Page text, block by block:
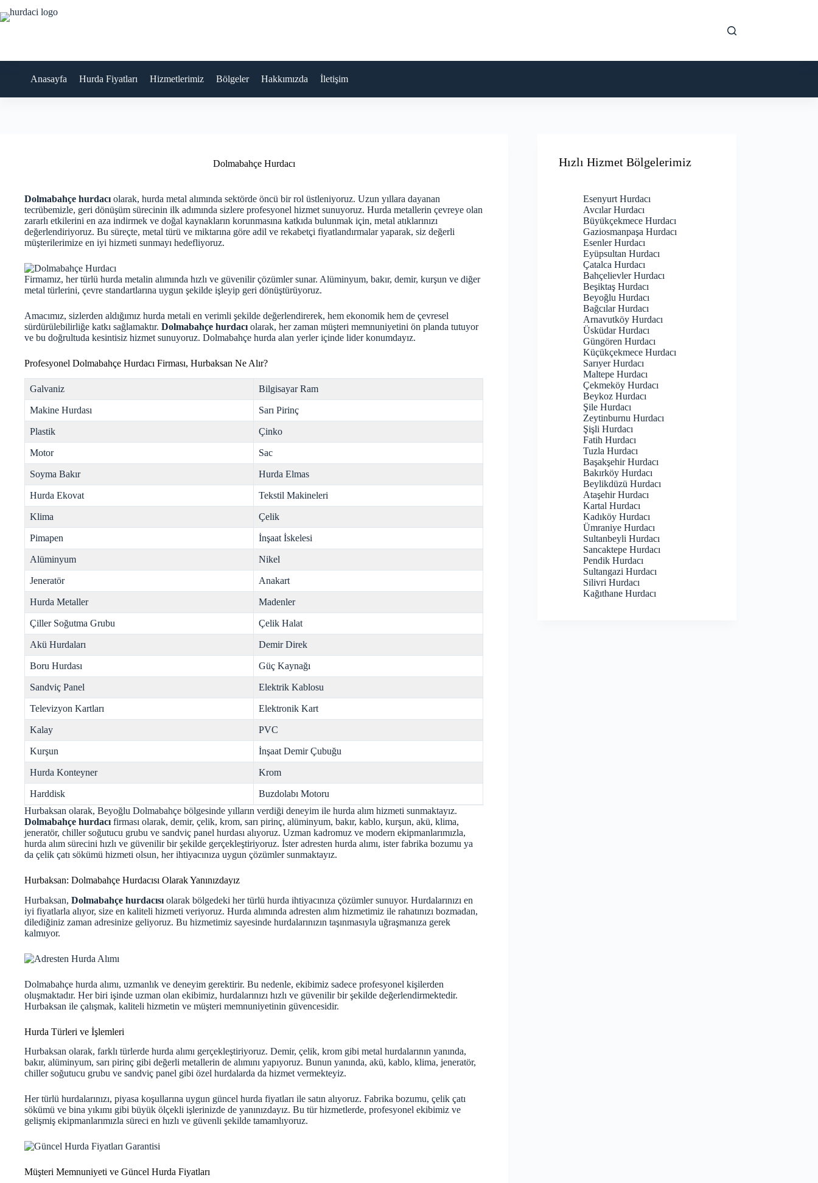
to
Anasayfa Hurda Fiyatları Hizmetlerimiz Bölgeler Hakkımızda İletişim
Dolmabahçe Hurdacı
Dolmabahçe hurdacı olarak, hurda metal alımında sektörde öncü bir rol üstleniyoruz. Uzun yıllara dayanan
tecrübemizle, geri dönüşüm sürecinin ilk adımında sizlere profesyonel hizmet sunuyoruz. Hurda metallerin çevreye olan
zararlı etkilerini en aza indirmek ve doğal kaynakların korunmasına katkıda bulunmak için, metal atıklarınızı
değerlendiriyoruz. Bu süreçte, metal türü ve miktarına göre adil ve rekabetçi fiyatlandırmalar yaparak, siz değerli
müşterilerimize en iyi hizmeti sunmayı hedefliyoruz.
Firmamız, her türlü hurda metalin alımında hızlı ve güvenilir çözümler sunar. Alüminyum, bakır, demir, kurşun ve diğer
metal türlerini, çevre standartlarına uygun şekilde işleyip geri dönüştürüyoruz.
Amacımız, sizlerden aldığımız hurda metali en verimli şekilde değerlendirerek, hem ekonomik hem de çevresel
sürdürülebilirliğe katkı sağlamaktır. Dolmabahçe hurdacı olarak, her zaman müşteri memnuniyetini ön planda tutuyor
ve bu doğrultuda kesintisiz hizmet sunuyoruz. Dolmabahçe hurda alan yerler içinde lider konumdayız.
Profesyonel Dolmabahçe Hurdacı Firması, Hurbaksan Ne Alır?
Galvaniz Bilgisayar Ram
Makine Hurdası Sarı Pirinç
Plastik Çinko
Motor Sac
Soyma Bakır Hurda Elmas
Hurda Ekovat Tekstil Makineleri
Klima Çelik
Pimapen İnşaat İskelesi
Alüminyum Nikel
Jeneratör Anakart
Hurda Metaller Madenler
Çiller Soğutma Grubu Çelik Halat
Akü Hurdaları Demir Direk
Boru Hurdası Güç Kaynağı
Sandviç Panel Elektrik Kablosu
Televizyon Kartları Elektronik Kart
Kalay PVC
Kurşun İnşaat Demir Çubuğu
Hurda Konteyner Krom
Harddisk
Buzdolabı Motoru
Hurbaksan olarak, Beyoğlu Dolmabahçe bölgesinde yılların verdiği deneyim ile hurda alım hizmeti sunmaktayız.
Dolmabahçe hurdacı firması olarak, demir, çelik, krom, sarı pirinç, alüminyum, bakır, kablo, kurşun, akü, klima,
jeneratör, chiller soğutucu grubu ve sandviç panel hurdası alıyoruz. Uzman kadromuz ve modern ekipmanlarımızla,
hurda alım sürecini hızlı ve güvenilir bir şekilde gerçekleştiriyoruz. İster adresten hurda alımı, ister fabrika bozumu ya
da çelik çatı sökümü hizmeti olsun, her ihtiyacınıza uygun çözümler sunmaktayız.
Hurbaksan: Dolmabahçe Hurdacısı Olarak Yanınızdayız
Hurbaksan, Dolmabahçe hurdacısı olarak bölgedeki her türlü hurda ihtiyacınıza çözümler sunuyor. Hurdalarınızı en
iyi fiyatlarla alıyor, size en kaliteli hizmeti veriyoruz. Hurda alımında adresten alım hizmetimiz ile rahatınızı bozmadan,
dilediğiniz zaman adresinize geliyoruz. Bu hizmetimiz sayesinde hurdalarınızın taşınmasıyla uğraşmanıza gerek
kalmıyor.
Dolmabahçe hurda alımı, uzmanlık ve deneyim gerektirir. Bu nedenle, ekibimiz sadece profesyonel kişilerden
oluşmaktadır. Her biri işinde uzman olan ekibimiz, hurdalarınızı hızlı ve güvenilir bir şekilde değerlendirmektedir.
Hurbaksan ile çalışmak, kaliteli hizmetin ve müşteri memnuniyetinin güvencesidir.
Hurda Türleri ve İşlemleri
Hurbaksan olarak, farklı türlerde hurda alımı gerçekleştiriyoruz. Demir, çelik, krom gibi metal hurdalarının yanında,
bakır, alüminyum, sarı pirinç gibi değerli metallerin de alımını yapıyoruz. Bunun yanında, akü, kablo, klima, jeneratör,
chiller soğutucu grubu ve sandviç panel gibi özel hurdalarda da hizmet vermekteyiz.
Her türlü hurdalarınızı, piyasa koşullarına uygun güncel hurda fiyatları ile satın alıyoruz. Fabrika bozumu, çelik çatı
sökümü ve bina yıkımı gibi büyük ölçekli işlerinizde de yanınızdayız. Bu tür hizmetlerde, profesyonel ekibimiz ve
gelişmiş ekipmanlarımızla süreci en hızlı ve güvenli şekilde tamamlıyoruz.
Müşteri Memnuniyeti ve Güncel Hurda Fiyatları
Hızlı Hizmet Bölgelerimiz
Esenyurt Hurdacı
Avcılar Hurdacı
Büyükçekmece Hurdacı
Gaziosmanpaşa Hurdacı
Esenler Hurdacı
Eyüpsultan Hurdacı
Çatalca Hurdacı
Bahçelievler Hurdacı
Beşiktaş Hurdacı
Beyoğlu Hurdacı
Bağcılar Hurdacı
Arnavutköy Hurdacı
Üsküdar Hurdacı
Güngören Hurdacı
Küçükçekmece Hurdacı
Sarıyer Hurdacı
Maltepe Hurdacı
Çekmeköy Hurdacı
Beykoz Hurdacı
Şile Hurdacı
Zeytinburnu Hurdacı
Şişli Hurdacı
Fatih Hurdacı
Tuzla Hurdacı
Başakşehir Hurdacı
Bakırköy Hurdacı
Beylikdüzü Hurdacı
Ataşehir Hurdacı
Kartal Hurdacı
Kadıköy Hurdacı
Ümraniye Hurdacı
Sultanbeyli Hurdacı
Sancaktepe Hurdacı
Pendik Hurdacı
Sultangazi Hurdacı
Silivri Hurdacı
Kağıthane Hurdacı